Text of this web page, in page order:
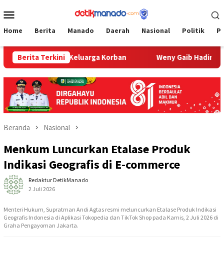
ke
Mobile
Home Berita Manado Daerah Nasional Politik
Berita Terkini
Rumah Keluarga Korban Weny Gaib Hadiri
Beranda Nasional
Menkum Luncurkan Etalase Produk
Indikasi Geografis di E-commerce
Redaktur DetikManado
2 Juli 2026
Menteri Hukum, Supratman Andi Agtas resmi meluncurkan Etalase Produk Indikasi
Geografis Indonesia di Aplikasi Tokopedia dan TikTok Shop pada Kamis, 2 Juli 2026 di
Graha Pengayoman Jakarta.